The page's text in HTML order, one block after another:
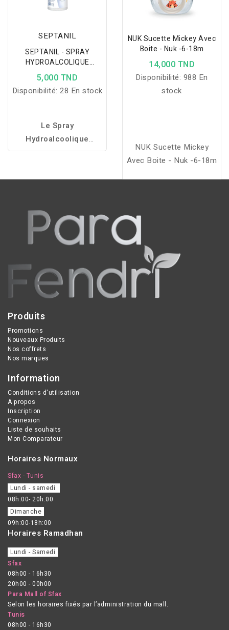
SEPTANIL
SEPTANIL - SPRAY
HYDROALCOLIQUE
DESINFECTANT 100ML
5,000 TND
Disponibilité: 28 En stock
Le Spray
Hydroalcoolique
Désinfectant,désinfecte
sufaces et les
en protégeant et
hydratant la peau.
NUK Sucette Mickey Avec
Boite - Nuk -6-18m
14,000 TND
Disponibilité: 988 En
stock
NUK Sucette Mickey
Avec Boite - Nuk -6-18m
Produits
Promotions
Nouveaux Produits
Nos coffrets
Nos marques
Information
Conditions d'utilisation
A propos
Inscription
Connexion
Liste de souhaits
Mon Comparateur
Horaires Normaux
Sfax - Tunis
Lundi - samedi
08h:00- 20h:00
Dimanche
09h:00-18h:00
Horaires Ramadhan
Lundi - Samedi
Sfax
08h00 - 16h30
20h00 - 00h00
Para Mall of Sfax
Selon les horaires fixés par l’administration du mall.
Tunis
08h00 - 16h30